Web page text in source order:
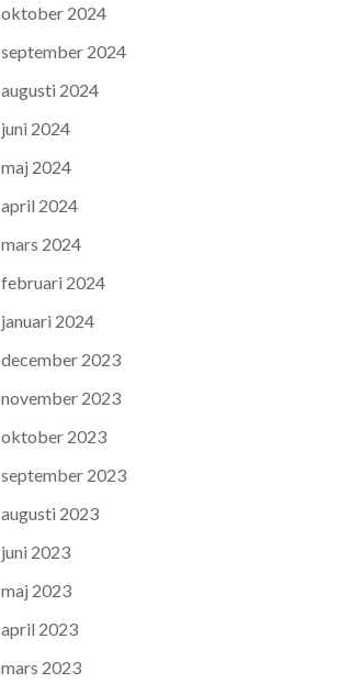
oktober 2024
september 2024
augusti 2024
juni 2024
maj 2024
april 2024
mars 2024
februari 2024
januari 2024
december 2023
november 2023
oktober 2023
september 2023
augusti 2023
juni 2023
maj 2023
april 2023
mars 2023